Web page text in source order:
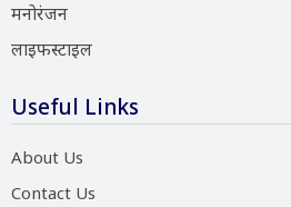
मनोरंजन
लाइफस्टाइल
Useful Links
About Us
Contact Us